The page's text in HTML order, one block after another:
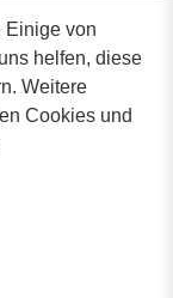
Einige von
helfen, diese
Weitere
Cookies und